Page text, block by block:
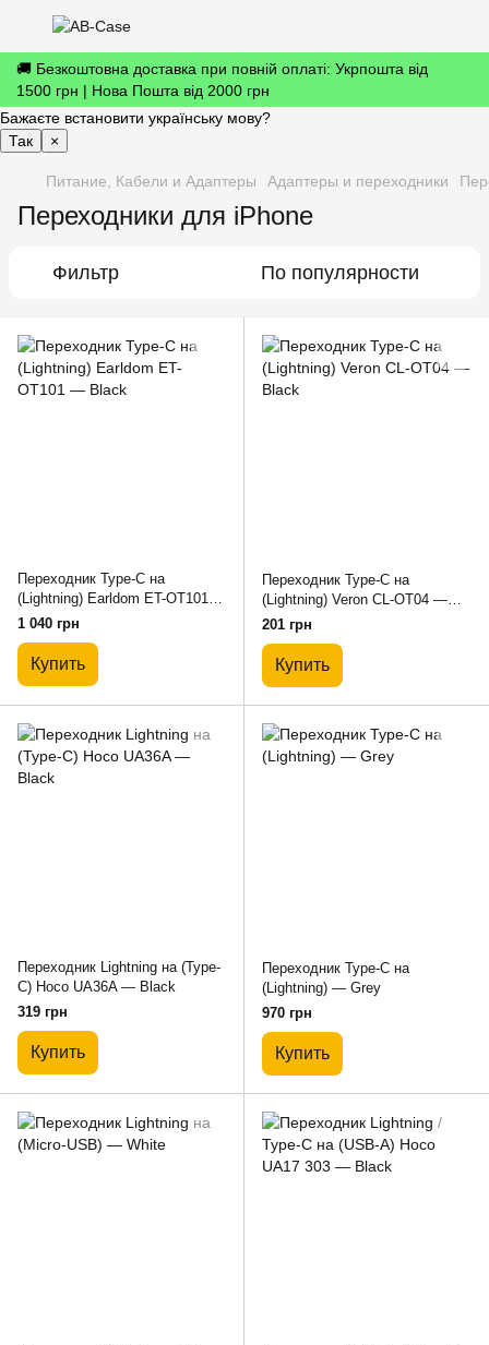
🚚 Безкоштовна доставка при повній оплаті: Укрпошта від
1500 грн | Нова Пошта від 2000 грн
Бажаєте встановити українську мову?
Так
×
Питание, Кабели и Адаптеры Адаптеры и переходники
Переходники для iPhone
Фильтр По популярности
Переходник Type-C на
(Lightning) Earldom ET-OT101
— Black
1 040 грн
Купить
Переходник Type-C на
(Lightning) Veron CL-OT04 —
Black
201 грн
Купить
Переходник Lightning на (Type-
C) Hoco UA36A — Black
319 грн
Купить
Переходник Type-C на
(Lightning) — Grey
970 грн
Купить